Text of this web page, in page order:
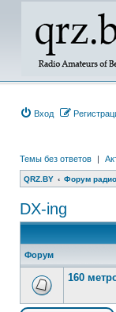
Вход
Темы без ответов |
QRZ.BY Форум
DX-ing
Форум
160